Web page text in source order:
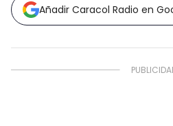
Añadir Caracol Radio en